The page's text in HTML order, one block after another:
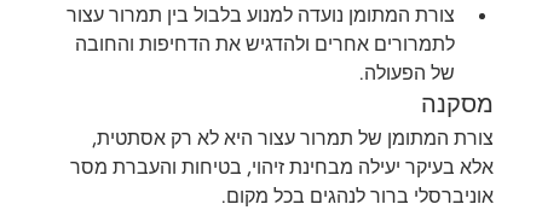
צורת המתומן נועדה למנוע בלבול בין תמרור עצור
לתמרורים אחרים ולהדגיש את הדחיפות והחובה
של הפעולה.
מסקנה
צורת המתומן של תמרור עצור היא לא רק אסתטית,
אלא בעיקר יעילה מבחינת זיהוי, בטיחות והעברת מסר
אוניברסלי ברור לנהגים בכל מקום.